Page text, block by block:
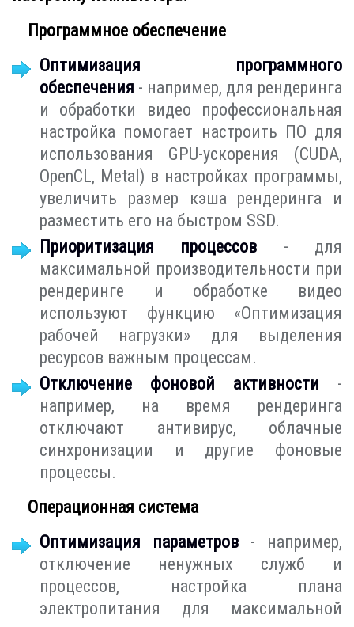
Программное обеспечение
Оптимизация программного
обеспечения - например, для рендеринга
и обработки видео профессиональная
настройка помогает настроить ПО для
использования GPU-ускорения (CUDA,
OpenCL, Metal) в настройках программы,
увеличить размер кэша рендеринга и
разместить его на быстром SSD.
Приоритизация процессов - для
максимальной производительности при
рендеринге и обработке видео
используют функцию «Оптимизация
рабочей нагрузки» для выделения
ресурсов важным процессам.
Отключение фоновой активности -
например, на время рендеринга
отключают антивирус, облачные
синхронизации и другие фоновые
процессы.
Операционная система
Оптимизация параметров - например,
отключение ненужных служб и
процессов, настройка плана
электропитания для максимальной